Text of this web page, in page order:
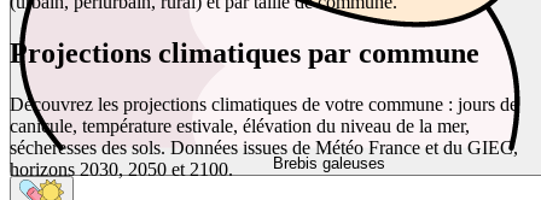
Brebis galeuses
Projections climatiques par commune
Découvrez les projections climatiques de votre commune : jours de
canicule, température estivale, élévation du niveau de la mer,
sécheresses des sols. Données issues de Météo France et du GIEC,
horizons 2030, 2050 et 2100.